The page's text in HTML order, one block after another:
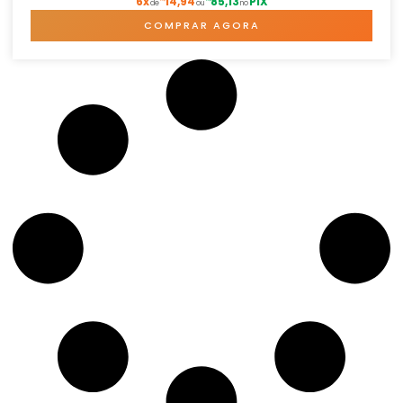
de ou no
COMPRAR AGORA